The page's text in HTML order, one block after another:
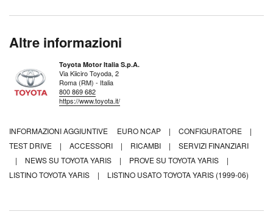
Altre informazioni
Toyota Motor Italia S.p.A.
Via Kiiciro Toyoda, 2
Roma (RM) - Italia
800 869 682
https://www.toyota.it/
INFORMAZIONI AGGIUNTIVE EURO NCAP | CONFIGURATORE
|
TEST DRIVE
| ACCESSORI | RICAMBI |
SERVIZI FINANZIARI
|
NEWS SU TOYOTA YARIS | PROVE SU TOYOTA YARIS
|
LISTINO TOYOTA YARIS
| LISTINO USATO TOYOTA YARIS (1999-06)